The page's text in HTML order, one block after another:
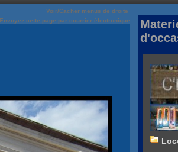
Voir/Cacher menus de droite
Envoyez cette page par courrier électronique